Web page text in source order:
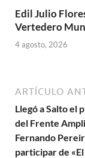
Edil Julio
Vertedero
4 agosto, 2026
ARTÍCULO
Llegó a Salto el
del Frente
Fernando
participar de «El